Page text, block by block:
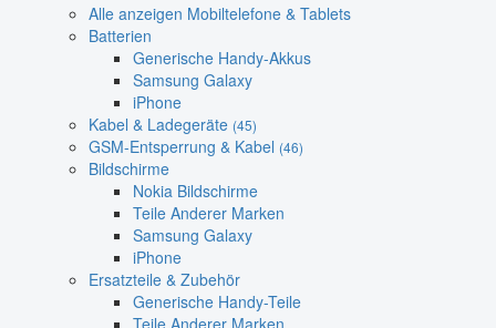
Alle anzeigen Mobiltelefone & Tablets
Batterien
Generische Handy-Akkus
Samsung Galaxy
iPhone
Kabel & Ladegeräte (45)
GSM-Entsperrung & Kabel (46)
Bildschirme
Nokia Bildschirme
Teile Anderer Marken
Samsung Galaxy
iPhone
Ersatzteile & Zubehör
Generische Handy-Teile
Teile Anderer Marken